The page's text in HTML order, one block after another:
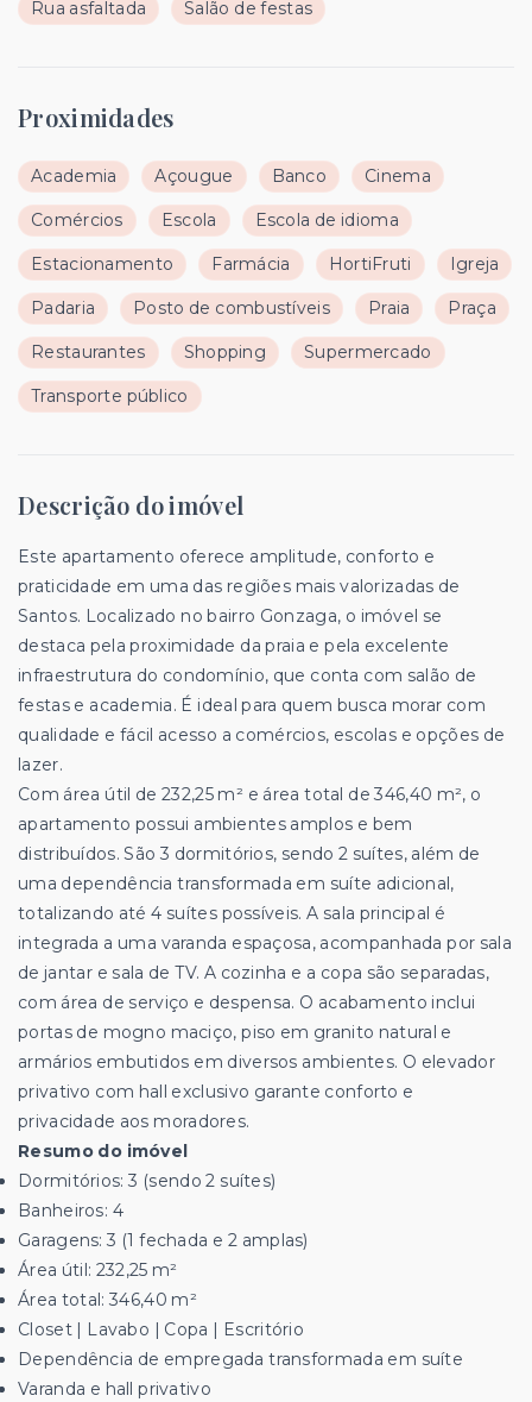
Rua asfaltada Salão de festas
Proximidades
Academia Açougue Banco Cinema
Comércios Escola Escola de idioma
Estacionamento Farmácia HortiFruti Igreja
Padaria Posto de combustíveis Praia Praça
Restaurantes Shopping Supermercado
Transporte público
Descrição do imóvel
Este apartamento oferece amplitude, conforto e
praticidade em uma das regiões mais valorizadas de
Santos. Localizado no bairro Gonzaga, o imóvel se
destaca pela proximidade da praia e pela excelente
infraestrutura do condomínio, que conta com salão de
festas e academia. É ideal para quem busca morar com
qualidade e fácil acesso a comércios, escolas e opções de
lazer.
Com área útil de 232,25 m² e área total de 346,40 m², o
apartamento possui ambientes amplos e bem
distribuídos. São 3 dormitórios, sendo 2 suítes, além de
uma dependência transformada em suíte adicional,
totalizando até 4 suítes possíveis. A sala principal é
integrada a uma varanda espaçosa, acompanhada por sala
de jantar e sala de TV. A cozinha e a copa são separadas,
com área de serviço e despensa. O acabamento inclui
portas de mogno maciço, piso em granito natural e
armários embutidos em diversos ambientes. O elevador
privativo com hall exclusivo garante conforto e
privacidade aos moradores.
Resumo do imóvel
Dormitórios: 3 (sendo 2 suítes)
Banheiros: 4
Garagens: 3 (1 fechada e 2 amplas)
Área útil: 232,25 m²
Área total: 346,40 m²
Closet | Lavabo | Copa | Escritório
Dependência de empregada transformada em suíte
Varanda e hall privativo